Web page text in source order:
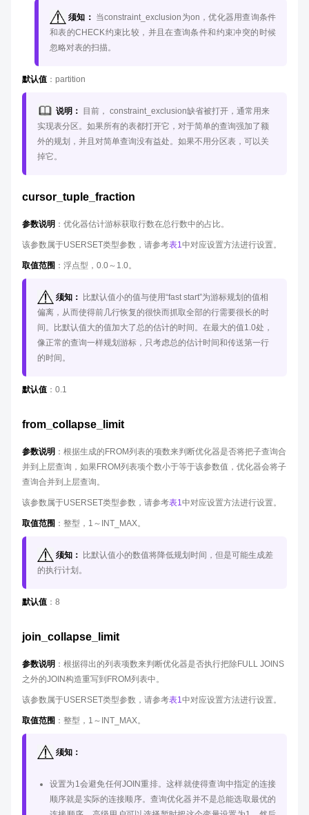
须知： 当constraint_exclusion为on，优化器用查询条件
和表的CHECK约束比较，并且在查询条件和约束冲突的时候
忽略对表的扫描。
默认值 ：partition
说明：
目前， constraint_exclusion缺省被打开，通常用来
实现表分区。如果所有的表都打开它，对于简单的查询强加了额
外的规划，并且对简单查询没有益处。如果不用分区表，可以关
掉它。
cursor_tuple_fraction
参数说明 ：优化器估计游标获取行数在总行数中的占比。
该参数属于USERSET类型参数，请参考表1中对应设置方法进行设置。
取值范围 ：浮点型，0.0～1.0。
须知：
比默认值小的值与使用“fast start”为游标规划的值相
偏离，从而使得前几行恢复的很快而抓取全部的行需要很长的时
间。比默认值大的值加大了总的估计的时间。在最大的值1.0处，
像正常的查询一样规划游标，只考虑总的估计时间和传送第一行
的时间。
默认值 ：0.1
from_collapse_limit
参数说明 ：根据生成的FROM列表的项数来判断优化器是否将把子查询合
并到上层查询，如果FROM列表项个数小于等于该参数值，优化器会将子
查询合并到上层查询。
该参数属于USERSET类型参数，请参考表1中对应设置方法进行设置。
取值范围 ：整型，1～INT_MAX。
须知：
比默认值小的数值将降低规划时间，但是可能生成差
的执行计划。
默认值 ：8
join_collapse_limit
参数说明 ：根据得出的列表项数来判断优化器是否执行把除FULL JOINS
之外的JOIN构造重写到FROM列表中。
该参数属于USERSET类型参数，请参考表1中对应设置方法进行设置。
取值范围 ：整型，1～INT_MAX。
须知：
设置为1会避免任何JOIN重排。这样就使得查询中指定的连接
顺序就是实际的连接顺序。查询优化器并不是总能选取最优的